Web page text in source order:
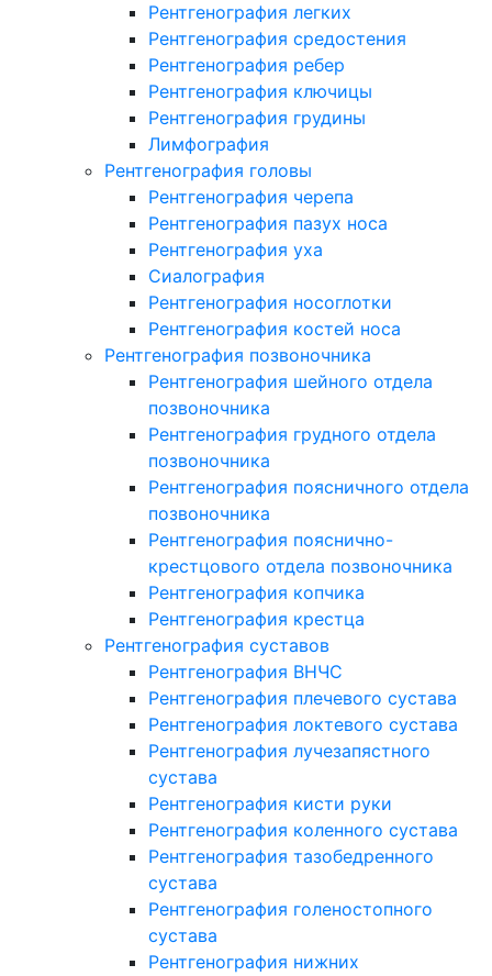
Рентгенография легких
Рентгенография средостения
Рентгенография ребер
Рентгенография ключицы
Рентгенография грудины
Лимфография
Рентгенография головы
Рентгенография черепа
Рентгенография пазух носа
Рентгенография уха
Сиалография
Рентгенография носоглотки
Рентгенография костей носа
Рентгенография позвоночника
Рентгенография шейного отдела
позвоночника
Рентгенография грудного отдела
позвоночника
Рентгенография поясничного отдела
позвоночника
Рентгенография пояснично-
крестцового отдела позвоночника
Рентгенография копчика
Рентгенография крестца
Рентгенография суставов
Рентгенография ВНЧС
Рентгенография плечевого сустава
Рентгенография локтевого сустава
Рентгенография лучезапястного
сустава
Рентгенография кисти руки
Рентгенография коленного сустава
Рентгенография тазобедренного
сустава
Рентгенография голеностопного
сустава
Рентгенография нижних